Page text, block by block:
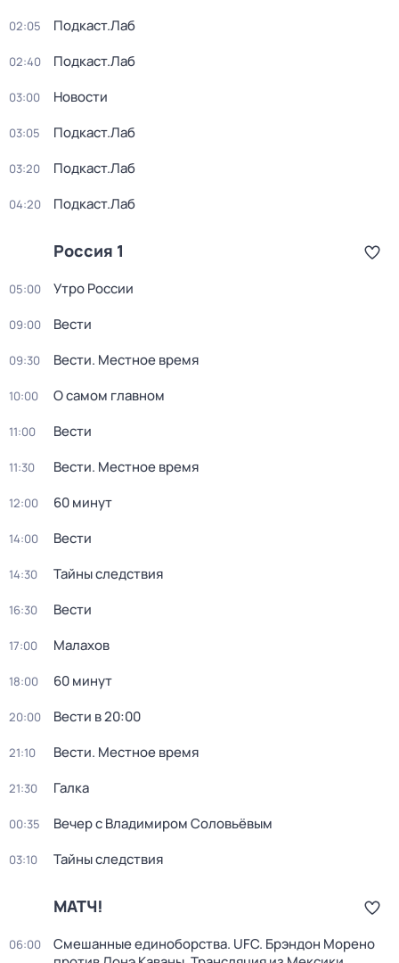
02:05 Подкаст.Лаб
02:40 Подкаст.Лаб
03:00 Новости
03:05 Подкаст.Лаб
03:20 Подкаст.Лаб
04:20 Подкаст.Лаб
Россия 1
05:00 Утро России
09:00 Вести
09:30 Вести. Местное время
10:00 О самом главном
11:00 Вести
11:30 Вести. Местное время
12:00 60 минут
14:00 Вести
14:30 Тайны следствия
16:30 Вести
17:00 Малахов
18:00 60 минут
20:00 Вести в 20:00
21:10 Вести. Местное время
21:30 Галка
00:35 Вечер с Владимиром Соловьёвым
03:10 Тайны следствия
МАТЧ!
06:00
Смешанные единоборства. UFC. Брэндон Морено